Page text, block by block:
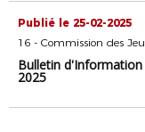
Publié le 25-02-2025
16 - Commission des
Bulletin d'Information
2025